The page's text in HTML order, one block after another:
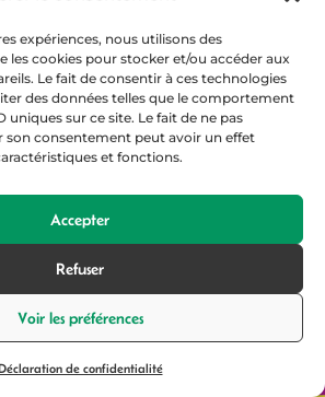
expériences, nous utilisons des
les cookies pour stocker et/ou accéder aux
Le fait de consentir à ces technologies
des données telles que le comportement
uniques sur ce site. Le fait de ne pas
son consentement peut avoir un effet
et fonctions.
Accepter
Refuser
Voir les préférences
de confidentialité
PRISMA
ACADEMY
Nos formations
Qui sommes-
nous ?
Alternance
Espace
entreprise
Contact